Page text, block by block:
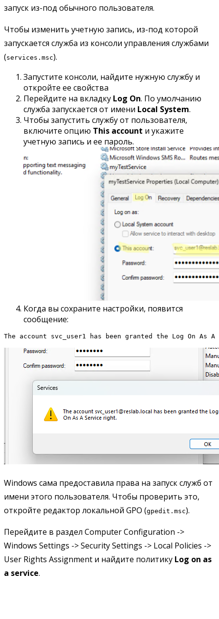
запуск из-под обычного пользователя.
Чтобы изменить учетную запись, из-под которой
запускается служба из консоли управления службами
(services.msc).
Запустите консоли, найдите нужную службу и
откройте ее свойства
Перейдите на вкладку Log On. По умолчанию
служба запускается от имени Local System.
Чтобы запустить службу от пользователя,
включите опцию This account и укажите
учетную запись и ее пароль.
Когда вы сохраните настройки, появится
сообщение:
The account svc_user1 has been granted the Log On As
Windows сама предоставила права на запуск служб от
имени этого пользователя. Чтобы проверить это,
откройте редактор локальной GPO (gpedit.msc).
Перейдите в раздел Computer Configuration ->
Windows Settings -> Security Settings -> Local Policies ->
User Rights Assignment и найдите политику Log on as
a service.